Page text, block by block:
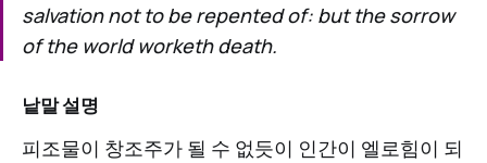
salvation not to be repented of: but the sorrow
of the world worketh death.
낱말 설명
피조물이 창조주가 될 수 없듯이 인간이 엘로힘이 되